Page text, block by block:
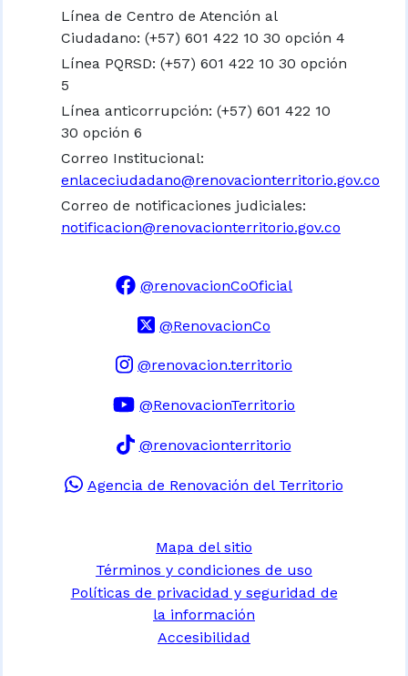
Línea de Centro de Atención al
Ciudadano: (+57) 601 422 10 30 opción 4
Línea PQRSD: (+57) 601 422 10 30 opción
5
Línea anticorrupción: (+57) 601 422 10
30 opción 6
Correo Institucional:
enlaceciudadano@renovacionterritorio.gov.co
Correo de notificaciones judiciales:
notificacion@renovacionterritorio.gov.co
@renovacionCoOficial
@RenovacionCo
@renovacion.territorio
@RenovacionTerritorio
@renovacionterritorio
Agencia de Renovación del Territorio
Mapa del sitio
Términos y condiciones de uso
Políticas de privacidad y seguridad de
la información
Accesibilidad